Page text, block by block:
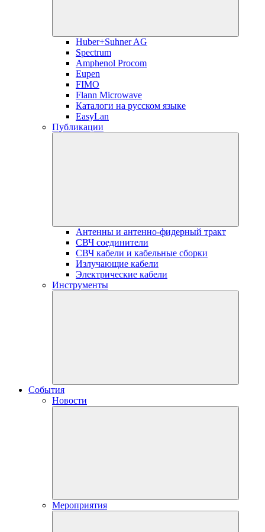
Huber+Suhner AG
Spectrum
Amphenol Procom
Eupen
FIMO
Flann Microwave
Каталоги на русском языке
EasyLan
Публикации
Антенны и антенно-фидерный тракт
СВЧ соединители
СВЧ кабели и кабельные сборки
Излучающие кабели
Электрические кабели
Инструменты
События
Новости
Мероприятия